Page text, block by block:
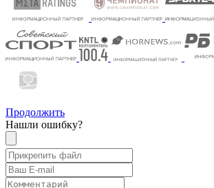
Продолжить
Нашли ошибку?